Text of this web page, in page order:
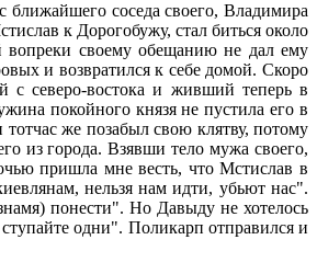
соседа своего, Владимира
к Дорогобужу, стал биться около
вопреки своему обещанию не дал ему
и возвратился к себе домой. Скоро
с северо-востока и живший теперь в
покойного князя не пустила его в
же позабыл свою клятву, потому
из города. Взявши тело мужа своего,
пришла мне весть, что Мстислав в
нельзя нам идти, убьют нас".
понести". Но Давыду не хотелось
одни". Поликарп отправился и